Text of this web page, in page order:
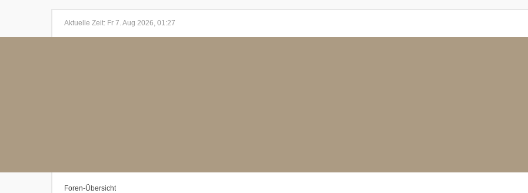
Aktuelle Zeit: Fr 7. Aug 2026, 01:27
Foren-Übersicht